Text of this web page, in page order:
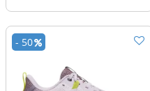
- 50